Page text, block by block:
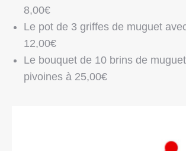
8,00€
Le pot de 3 griffes de muguet
12,00€
Le bouquet de 10 brins de
pivoines à 25,00€